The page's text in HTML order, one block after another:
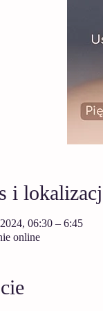
i
06:30 – 6:45
online